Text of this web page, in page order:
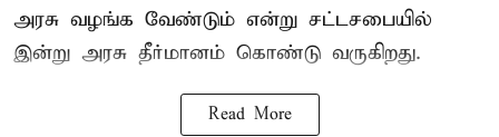
அரசு வழங்க வேண்டும் என்று சட்டசபையில்
இன்று அரசு தீர்மானம் கொண்டு வருகிறது.
Read More